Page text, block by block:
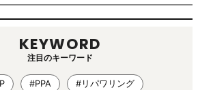
KEYWORD
注目のキーワード
#PPA #リパワリング